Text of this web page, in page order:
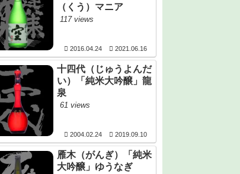
（くう）マニア
117 views
2016.04.24 2021.06.16
十四代（じゅうよんだ
い）「純米大吟醸」龍
泉
61 views
2004.02.24 2019.09.10
雁木（がんぎ）「純米
大吟醸」ゆうなぎ